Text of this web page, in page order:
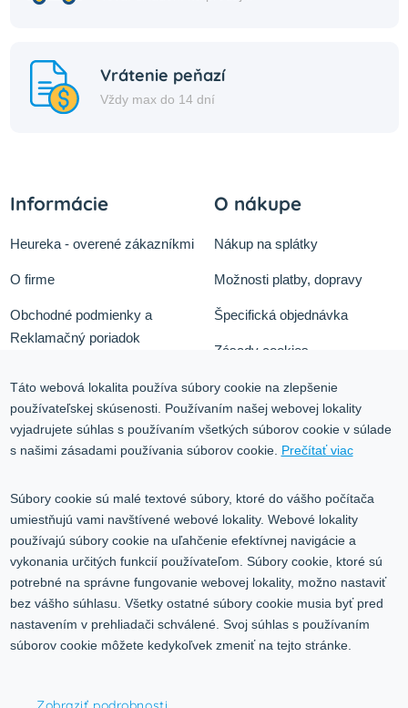
Vrátenie peňazí
Vždy max do 14 dní
Informácie
Heureka - overené zákazníkmi
O firme
Obchodné podmienky a
Reklamačný poriadok
Služby
Kontakt
O nákupe
Nákup na splátky
Možnosti platby, dopravy
Špecifická objednávka
Zásady cookies
Ochrana osobných údajov
Blog
Kontakt
Volgogradská 9, 08001 Prešov
0917 353 303
predajna@inco-ag.sk
Táto webová lokalita používa súbory cookie na zlepšenie
používateľskej skúsenosti. Používaním našej webovej lokality
vyjadrujete súhlas s používaním všetkých súborov cookie v súlade
s našimi zásadami používania súborov cookie. Prečítať viac
Súbory cookie sú malé textové súbory, ktoré do vášho počítača
umiestňujú vami navštívené webové lokality. Webové lokality
používajú súbory cookie na uľahčenie efektívnej navigácie a
vykonania určitých funkcií používateľom. Súbory cookie, ktoré sú
potrebné na správne fungovanie webovej lokality, možno nastaviť
bez vášho súhlasu. Všetky ostatné súbory cookie musia byť pred
nastavením v prehliadači schválené. Svoj súhlas s používaním
súborov cookie môžete kedykoľvek zmeniť na tejto stránke.